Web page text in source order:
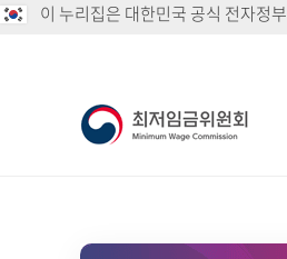
이 누리집은 대한민국 공식 전자정